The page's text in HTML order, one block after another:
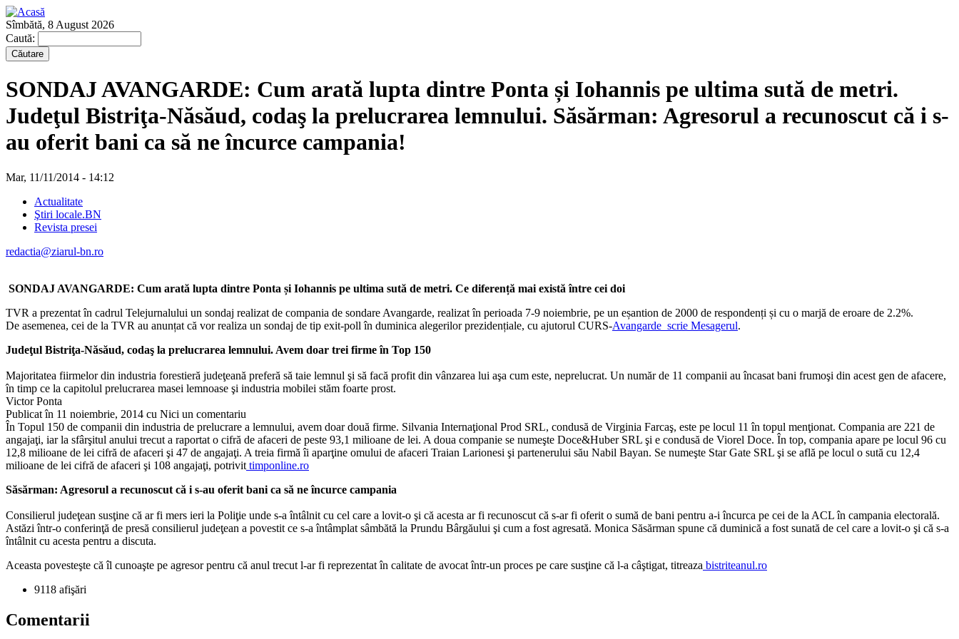
Sîmbătă, 8 August 2026
Caută:
SONDAJ AVANGARDE: Cum arată lupta dintre Ponta și Iohannis pe ultima sută de metri.
Judeţul Bistriţa-Năsăud, codaş la prelucrarea lemnului. Săsărman: Agresorul a recunoscut că i s-
au oferit bani ca să ne încurce campania!
Mar, 11/11/2014 - 14:12
Actualitate
Ştiri locale.BN
Revista presei
redactia@ziarul-bn.ro
SONDAJ AVANGARDE: Cum arată lupta dintre Ponta și Iohannis pe ultima sută de metri. Ce diferență mai există între cei doi
TVR a prezentat în cadrul Telejurnalului un sondaj realizat de compania de sondare Avangarde, realizat în perioada 7-9 noiembrie, pe un eșantion de 2000 de respondenți și cu o marjă de eroare de 2.2%.
De asemenea, cei de la TVR au anunțat că vor realiza un sondaj de tip exit-poll în duminica alegerilor prezidențiale, cu ajutorul CURS-Avangarde scrie Mesagerul.
Judeţul Bistriţa-Năsăud, codaş la prelucrarea lemnului. Avem doar trei firme în Top 150
Majoritatea fiirmelor din industria forestieră judeţeană preferă să taie lemnul şi să facă profit din vânzarea lui aşa cum este, neprelucrat. Un număr de 11 companii au încasat bani frumoşi din acest gen de afacere,
în timp ce la capitolul prelucrarea masei lemnoase şi industria mobilei stăm foarte prost.
Victor Ponta
Publicat în 11 noiembrie, 2014 cu Nici un comentariu
În Topul 150 de companii din industria de prelucrare a lemnului, avem doar două firme. Silvania Internaţional Prod SRL, condusă de Virginia Farcaş, este pe locul 11 în topul menţionat. Compania are 221 de
angajaţi, iar la sfârşitul anului trecut a raportat o cifră de afaceri de peste 93,1 milioane de lei. A doua companie se numeşte Doce&Huber SRL şi e condusă de Viorel Doce. În top, compania apare pe locul 96 cu
12,8 milioane de lei cifră de afaceri şi 47 de angajaţi. A treia firmă îi aparţine omului de afaceri Traian Larionesi şi partenerului său Nabil Bayan. Se numeşte Star Gate SRL şi se află pe locul o sută cu 12,4
milioane de lei cifră de afaceri şi 108 angajaţi, potrivit timponline.ro
Săsărman: Agresorul a recunoscut că i s-au oferit bani ca să ne încurce campania
Consilierul judeţean susţine că ar fi mers ieri la Poliţie unde s-a întâlnit cu cel care a lovit-o şi că acesta ar fi recunoscut că s-ar fi oferit o sumă de bani pentru a-i încurca pe cei de la ACL în campania electorală.
Astăzi într-o conferinţă de presă consilierul judeţean a povestit ce s-a întâmplat sâmbătă la Prundu Bârgăului şi cum a fost agresată. Monica Săsărman spune că duminică a fost sunată de cel care a lovit-o şi că s-a
întâlnit cu acesta pentru a discuta.
Aceasta povesteşte că îl cunoaşte pe agresor pentru că anul trecut l-ar fi reprezentat în calitate de avocat într-un proces pe care susţine că l-a câştigat, titreaza bistriteanul.ro
9118 afişări
Comentarii